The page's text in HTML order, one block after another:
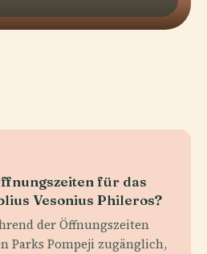
für das
Vesonius Phileros?
der Öffnungszeiten
Parks Pompeji zugänglich,